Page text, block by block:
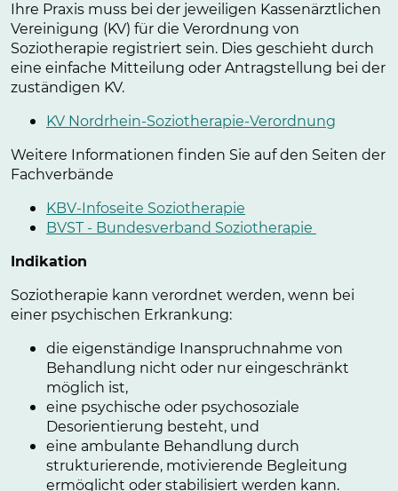
Ihre Praxis muss bei der jeweiligen Kassenärztlichen
Vereinigung (KV) für die Verordnung von
Soziotherapie registriert sein. Dies geschieht durch
eine einfache Mitteilung oder Antragstellung bei der
zuständigen KV.
KV Nordrhein-Soziotherapie-Verordnung
Weitere Informationen finden Sie auf den Seiten der
Fachverbände
KBV-Infoseite Soziotherapie
BVST - Bundesverband Soziotherapie
Indikation
Soziotherapie kann verordnet werden, wenn bei
einer psychischen Erkrankung:
die eigenständige Inanspruchnahme von
Behandlung nicht oder nur eingeschränkt
möglich ist,
eine psychische oder psychosoziale
Desorientierung besteht, und
eine ambulante Behandlung durch
strukturierende, motivierende Begleitung
ermöglicht oder stabilisiert werden kann.